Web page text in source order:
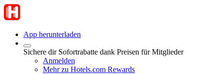
App herunterladen
Sichere dir Sofortrabatte dank Preisen für Mitglieder
Anmelden
Mehr zu Hotels.com Rewards